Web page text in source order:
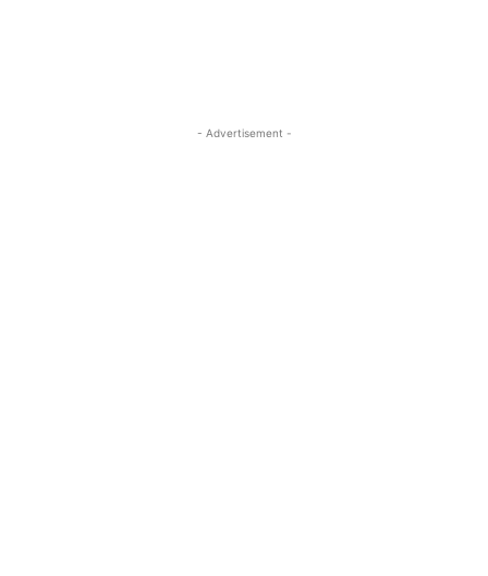
- Advertisement -